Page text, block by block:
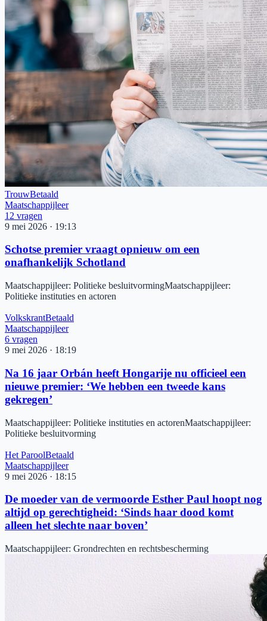
TrouwBetaald
Maatschappijleer
12 vragen
9 mei 2026 · 19:13
Schotse premier vraagt opnieuw om een
onafhankelijk Schotland
Maatschappijleer: Politieke besluitvormingMaatschappijleer:
Politieke instituties en actoren
VolkskrantBetaald
Maatschappijleer
6 vragen
9 mei 2026 · 18:19
Na 16 jaar Orbán heeft Hongarije nu officieel een
nieuwe premier: ‘We hebben een tweede kans
gekregen’
Maatschappijleer: Politieke instituties en actorenMaatschappijleer:
Politieke besluitvorming
Het ParoolBetaald
Maatschappijleer
9 mei 2026 · 18:15
De moeder van de vermoorde Esther Paul hoopt nog
altijd op gerechtigheid: ‘Sinds haar dood komt
alleen het slechte naar boven’
Maatschappijleer: Grondrechten en rechtsbescherming